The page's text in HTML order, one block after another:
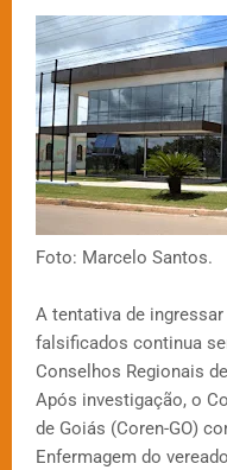
Foto: Marcelo Santos.
A tentativa de
falsificados continua
Conselhos Regionais
Após investigação, o
de Goiás (Coren-GO)
Enfermagem do